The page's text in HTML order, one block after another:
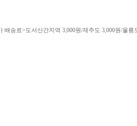
배송료>도서산간지역 3,000원/제주도 3,000원/울릉